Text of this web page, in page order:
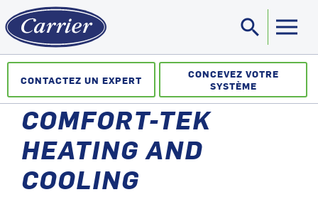
search
CONTACTEZ UN EXPERT
CONCEVEZ VOTRE
SYSTÈME
COMFORT-TEK
HEATING AND
COOLING